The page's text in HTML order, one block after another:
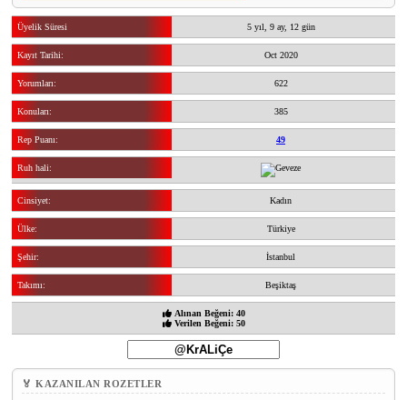
Üyelik Süresi 5 yıl, 9 ay, 12 gün
Kayıt Tarihi: Oct 2020
Yorumları: 622
Konuları: 385
Rep Puanı: 49
Ruh hali:
Cinsiyet: Kadın
Ülke: Türkiye
Şehir: İstanbul
Takımı: Beşiktaş
Alınan Beğeni: 40
Verilen Beğeni: 50
🏅 KAZANILAN ROZETLER